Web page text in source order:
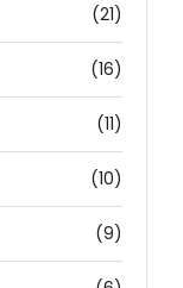
(21)
(16)
(11)
(10)
(9)